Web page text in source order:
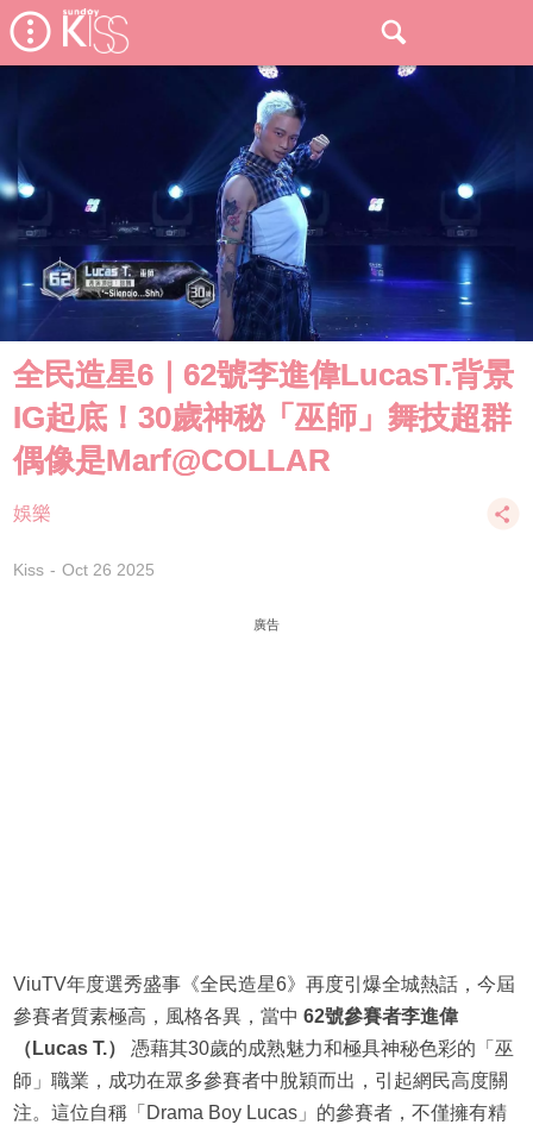
全民造星6｜62號李進偉LucasT.背景
IG起底！30歲神秘「巫師」舞技超群
偶像是Marf@COLLAR
娛樂
Kiss Oct 26 2025
廣告
ViuTV年度選秀盛事《全民造星6》再度引爆全城熱話，今屆
參賽者質素極高，風格各異，當中 62號參賽者李進偉
（Lucas T.）
憑藉其30歲的成熟魅力和極具神秘色彩的「巫
師」職業，成功在眾多參賽者中脫穎而出，引起網民高度關
注。這位自稱「Drama Boy Lucas」的參賽者，不僅擁有精